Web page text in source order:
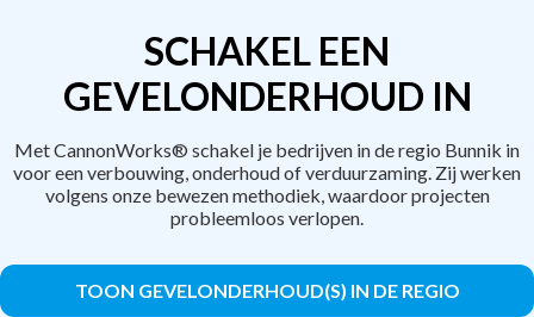
SCHAKEL EEN
GEVELONDERHOUD IN
Met CannonWorks® schakel je bedrijven in de regio Bunnik in
voor een verbouwing, onderhoud of verduurzaming. Zij werken
volgens onze bewezen methodiek, waardoor projecten
probleemloos verlopen.
TOON GEVELONDERHOUD(S) IN DE REGIO